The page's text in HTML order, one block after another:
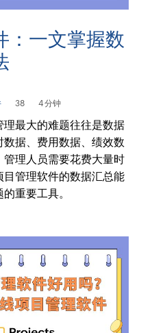
：一文掌握数
38 4 分钟
最大的难题往往是数据
据、费用数据、绩效数
理人员需要花费大量时
管理软件的数据汇总能
重要工具。